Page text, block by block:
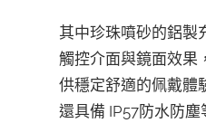
其中珍珠噴砂的鋁製
觸控介面與鏡面效果
供穩定舒適的佩戴體
還具備 IP57防水防